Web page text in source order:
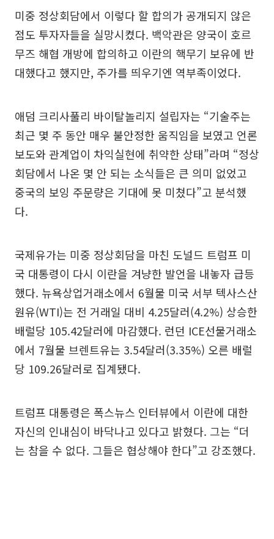
미중 정상회담에서 이렇다 할 합의가 공개되지 않은
점도 투자자들을 실망시켰다. 백악관은 양국이 호르
무즈 해협 개방에 합의하고 이란의 핵무기 보유에 반
대했다고 했지만, 주가를 띄우기엔 역부족이었다.
애덤 크리사풀리 바이탈놀리지 설립자는 “기술주는
최근 몇 주 동안 매우 불안정한 움직임을 보였고 언론
보도와 관계업이 차익실현에 취약한 상태”라며 “정상
회담에서 나온 몇 안 되는 소식들은 큰 의미 없었고
중국의 보잉 주문량은 기대에 못 미쳤다”고 분석했
다.
국제유가는 미중 정상회담을 마친 도널드 트럼프 미
국 대통령이 다시 이란을 겨냥한 발언을 내놓자 급등
했다. 뉴욕상업거래소에서 6월물 미국 서부 텍사스산
원유(WTI)는 전 거래일 대비 4.25달러(4.2%) 상승한
배럴당 105.42달러에 마감했다. 런던 ICE선물거래소
에서 7월물 브렌트유는 3.54달러(3.35%) 오른 배럴
당 109.26달러로 집계됐다.
트럼프 대통령은 폭스뉴스 인터뷰에서 이란에 대한
자신의 인내심이 바닥나고 있다고 밝혔다. 그는 “더
는 참을 수 없다. 그들은 협상해야 한다”고 강조했다.